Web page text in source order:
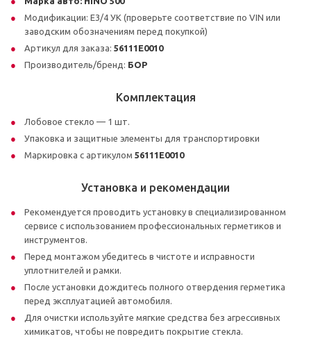
Модификации: E3/4 УК (проверьте соответствие по VIN или
заводским обозначениям перед покупкой)
Артикул для заказа: 56111E0010
Производитель/бренд: БОР
Комплектация
Лобовое стекло — 1 шт.
Упаковка и защитные элементы для транспортировки
Маркировка с артикулом 56111E0010
Установка и рекомендации
Рекомендуется проводить установку в специализированном
сервисе с использованием профессиональных герметиков и
инструментов.
Перед монтажом убедитесь в чистоте и исправности
уплотнителей и рамки.
После установки дождитесь полного отвердения герметика
перед эксплуатацией автомобиля.
Для очистки используйте мягкие средства без агрессивных
химикатов, чтобы не повредить покрытие стекла.